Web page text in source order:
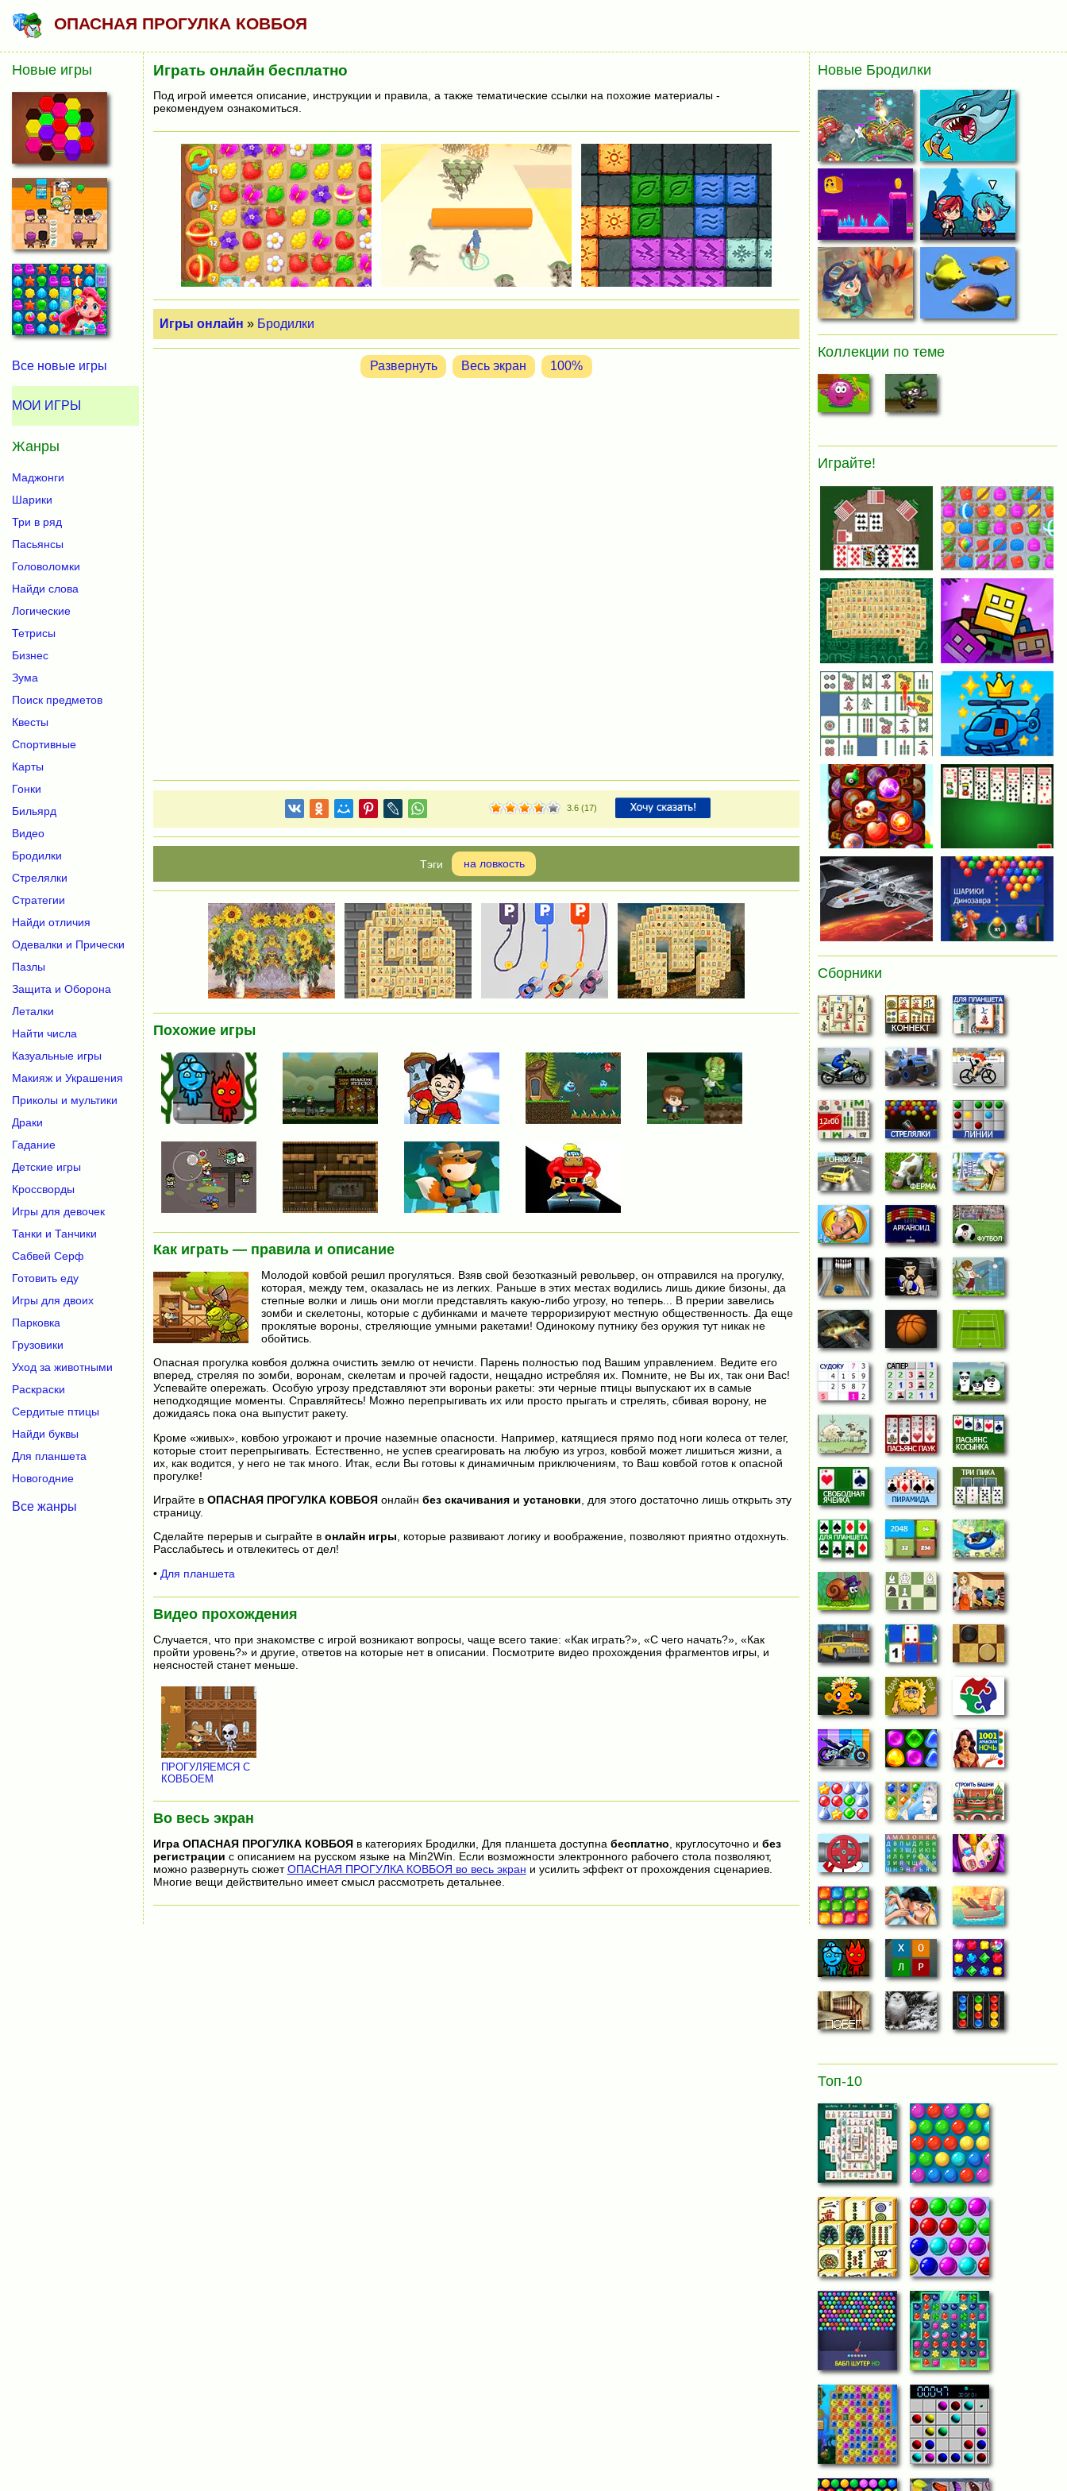
ОПАСНАЯ ПРОГУЛКА КОВБОЯ
Играть онлайн бесплатно
Под игрой имеется описание, инструкции и правила, а также тематические ссылки на похожие материалы -
рекомендуем ознакомиться.
Игры онлайн » Бродилки
Развернуть Весь экран 100%
3.6 (17)
на ловкость
Похожие игры
Как играть — правила и описание
Молодой ковбой решил прогуляться. Взяв свой безотказный револьвер, он отправился на прогулку,
которая, между тем, оказалась не из легких. Раньше в этих местах водились лишь дикие бизоны, да
степные волки и лишь они могли представлять какую-либо угрозу, но теперь... В прерии завелись
зомби и скелетоны, которые с дубинками и мачете терроризируют местную общественность. Да еще
проклятые вороны, стреляющие умными ракетами! Одинокому путнику без оружия тут никак не
обойтись.
Опасная прогулка ковбоя должна очистить землю от нечисти. Парень полностью под Вашим управлением. Ведите его
вперед, стреляя по зомби, воронам, скелетам и прочей гадости, нещадно истребляя их. Помните, не Вы их, так они Вас!
Успевайте опережать. Особую угрозу представляют эти вороньи ракеты: эти черные птицы выпускают их в самые
неподходящие моменты. Справляйтесь! Можно перепрыгивать их или просто прыгать и стрелять, сбивая ворону, не
дожидаясь пока она выпустит ракету.
Кроме «живых», ковбою угрожают и прочие наземные опасности. Например, катящиеся прямо под ноги колеса от телег,
которые стоит перепрыгивать. Естественно, не успев среагировать на любую из угроз, ковбой может лишиться жизни, а
их, как водится, у него не так много. Итак, если Вы готовы к динамичным приключениям, то Ваш ковбой готов к опасной
прогулке!
Играйте в ОПАСНАЯ ПРОГУЛКА КОВБОЯонлайн без скачивания и установки , для этого достаточно лишь открыть эту
страницу.
Сделайте перерыв и сыграйте в онлайн игры, которые развивают логику и воображение, позволяют приятно отдохнуть.
Расслабьтесь и отвлекитесь от дел!
• Для планшета
Видео прохождения
Случается, что при знакомстве с игрой возникают вопросы, чаще всего такие: «Как играть?», «С чего начать?», «Как
пройти уровень?» и другие, ответов на которые нет в описании. Посмотрите видео прохождения фрагментов игры, и
неясностей станет меньше.
ПРОГУЛЯЕМСЯ С
КОВБОЕМ
Во весь экран
Игра ОПАСНАЯ ПРОГУЛКА КОВБОЯв категориях Бродилки, Для планшета доступна бесплатно , круглосуточно и без
регистрации с описанием на русском языке на Min2Win. Если возможности электронного рабочего стола позволяют,
можно развернуть сюжетОПАСНАЯ ПРОГУЛКА КОВБОЯ во весь экран и усилить эффект от прохождения сценариев.
Многие вещи действительно имеет смысл рассмотреть детальнее.
Новые игры
Все новые игры
МОИ ИГРЫ
Жанры
Маджонги
Шарики
Три в ряд
Пасьянсы
Головоломки
Найди слова
Логические
Тетрисы
Бизнес
Зума
Поиск предметов
Квесты
Спортивные
Карты
Гонки
Бильярд
Видео
Бродилки
Стрелялки
Стратегии
Найди отличия
Одевалки и Прически
Пазлы
Защита и Оборона
Леталки
Найти числа
Казуальные игры
Макияж и Украшения
Приколы и мультики
Драки
Гадание
Детские игры
Кроссворды
Игры для девочек
Танки и Танчики
Сабвей Серф
Готовить еду
Игры для двоих
Парковка
Грузовики
Уход за животными
Раскраски
Сердитые птицы
Найди буквы
Для планшета
Новогодние
Все жанры
Новые Бродилки
Коллекции по теме
Играйте!
Сборники
Топ-10